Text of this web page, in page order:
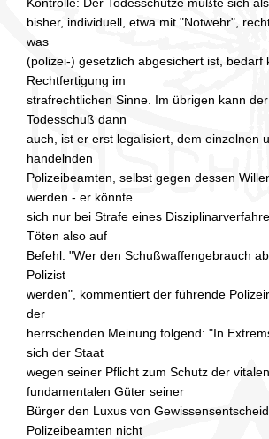
Kontrolle: Der Todesschütze müßte sich
bisher, individuell, etwa mit "Notwehr",
was
(polizei-) gesetzlich abgesichert ist, bedarf
Rechtfertigung im
strafrechtlichen Sinne. Im übrigen kann
Todesschuß dann
auch, ist er erst legalisiert, dem einzelnen
handelnden
Polizeibeamten, selbst gegen dessen
werden - er könnte
sich nur bei Strafe eines
Töten also auf
Befehl. "Wer den Schußwaffengebrauch
Polizist
werden", kommentiert der führende
der
herrschenden Meinung folgend: "In
sich der Staat
wegen seiner Pflicht zum Schutz der
fundamentalen Güter seiner
Bürger den Luxus von
Polizeibeamten nicht